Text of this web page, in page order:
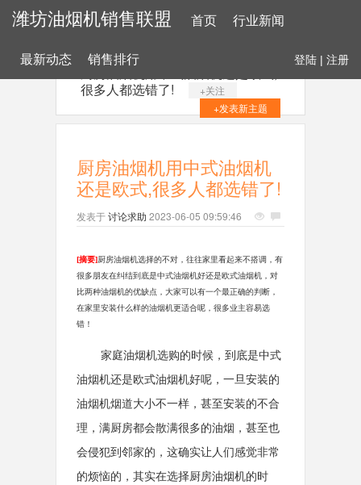
潍坊油烟机销售联盟 首页 行业新闻
最新动态 销售排行 登陆 | 注册
很多人都选错了!
+关注
+发表新主题
厨房油烟机用中式油烟机
还是欧式,很多人都选错了!
发表于讨论求助 2023-06-05 09:59:46
[摘要]厨房油烟机选择的不对，往往家里看起来不搭调，有
很多朋友在纠结到底是中式油烟机好还是欧式油烟机，对
比两种油烟机的优缺点，大家可以有一个最正确的判断，
在家里安装什么样的油烟机更适合呢，很多业主容易选
错！
家庭油烟机选购的时候，到底是中式
油烟机还是欧式油烟机好呢，一旦安装的
油烟机烟道大小不一样，甚至安装的不合
理，满厨房都会散满很多的油烟，甚至也
会侵犯到邻家的，这确实让人们感觉非常
的烦恼的，其实在选择厨房油烟机的时